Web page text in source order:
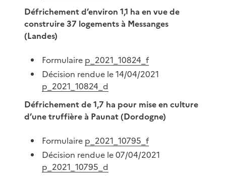
Défrichement d’environ 1,1 ha en vue de
construire 37 logements à Messanges
(Landes)
Formulaire p_2021_10824_f
Décision rendue le 14/04/2021
p_2021_10824_d
Défrichement de 1,7 ha pour mise en culture
d’une truffière à Paunat (Dordogne)
Formulaire p_2021_10795_f
Décision rendue le 07/04/2021
p_2021_10795_d